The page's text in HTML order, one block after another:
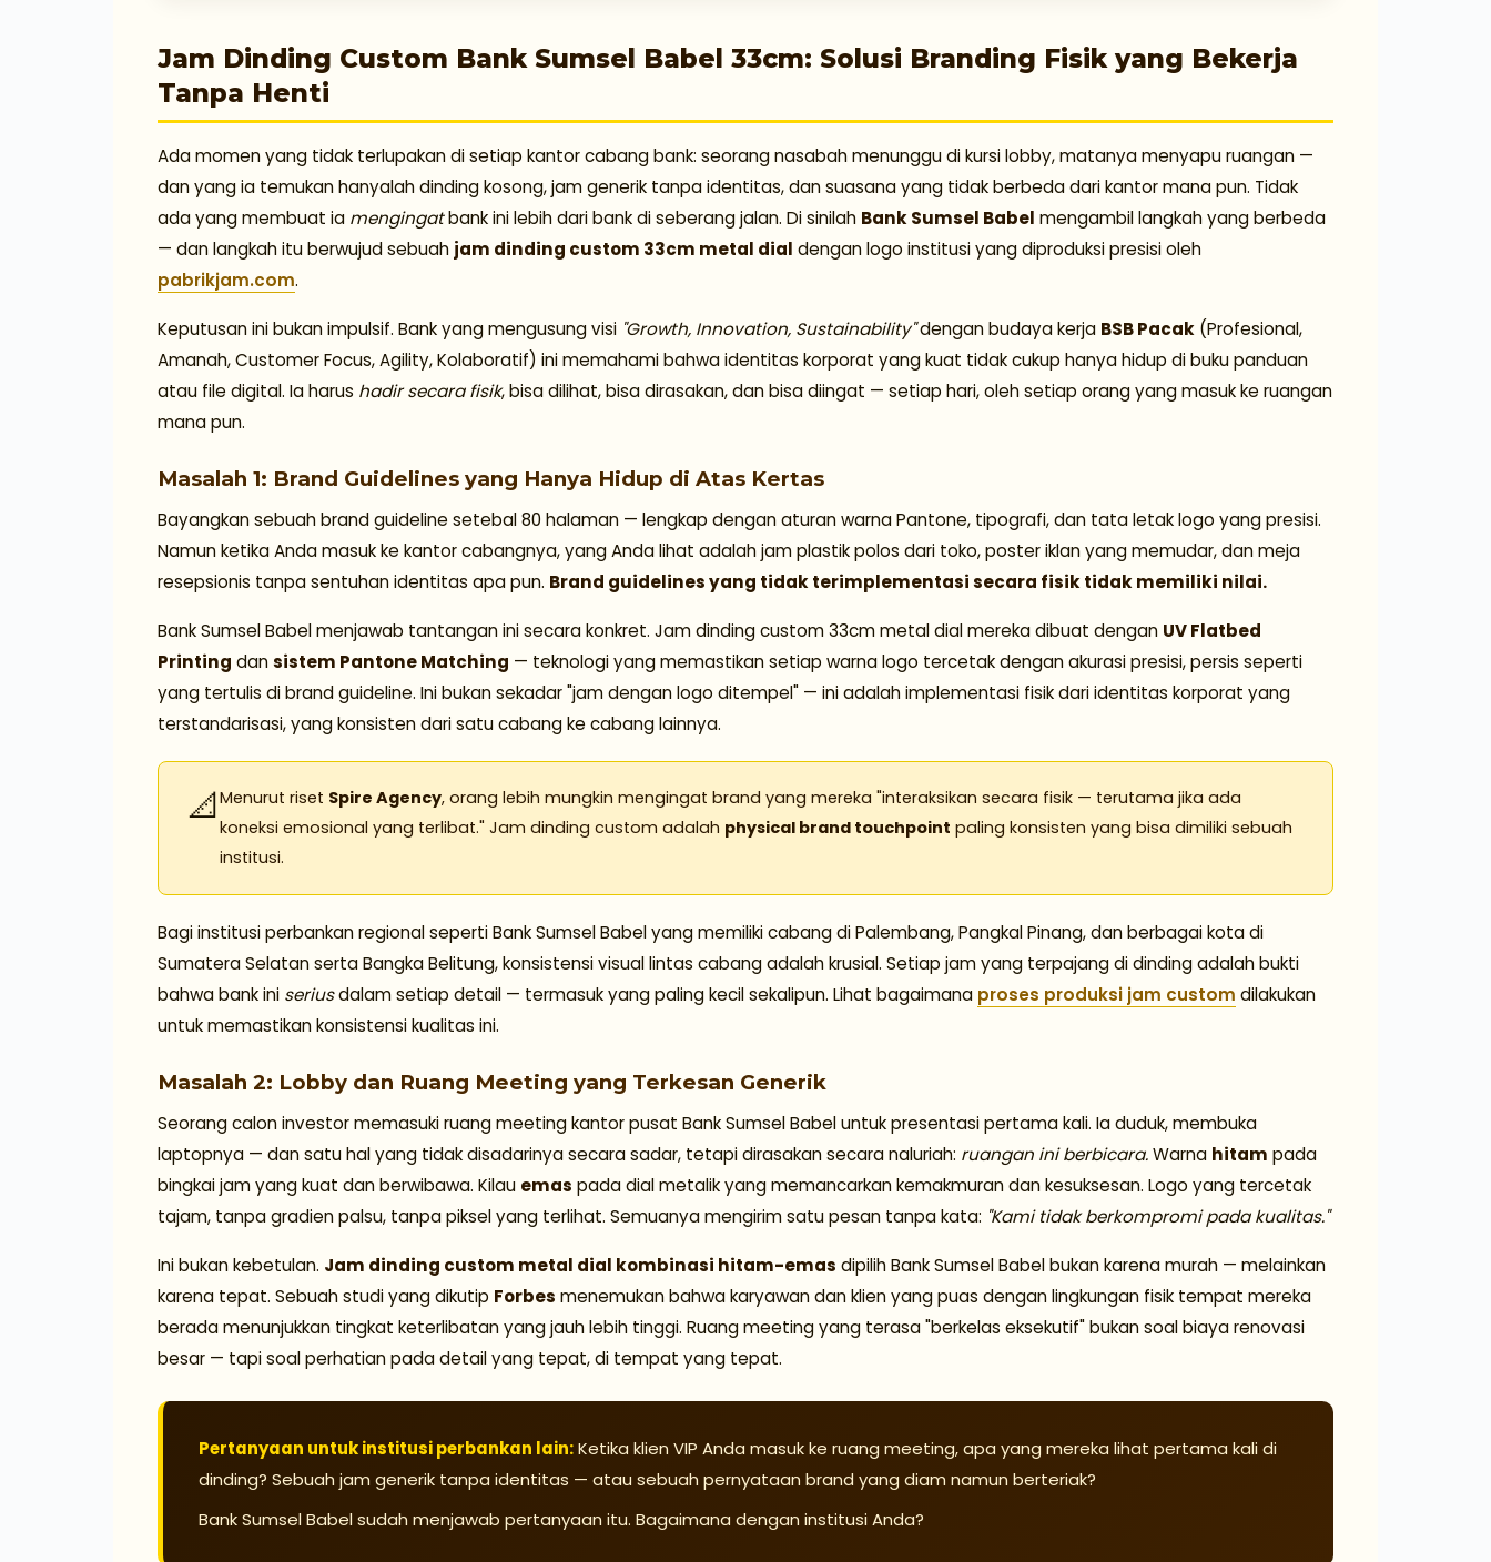
Jam Dinding Custom Bank Sumsel Babel 33cm: Solusi Branding Fisik yang Bekerja
Tanpa Henti
Ada momen yang tidak terlupakan di setiap kantor cabang bank: seorang nasabah menunggu di kursi lobby, matanya menyapu ruangan —
dan yang ia temukan hanyalah dinding kosong, jam generik tanpa identitas, dan suasana yang tidak berbeda dari kantor mana pun. Tidak
ada yang membuat ia mengingatbank ini lebih dari bank di seberang jalan. Di sinilah Bank Sumsel Babel mengambil langkah yang berbeda
— dan langkah itu berwujud sebuah jam dinding custom 33cm metal dial dengan logo institusi yang diproduksi presisi oleh
pabrikjam.com.
Keputusan ini bukan impulsif. Bank yang mengusung visi "Growth, Innovation, Sustainability"dengan budaya kerja BSB Pacak (Profesional,
Amanah, Customer Focus, Agility, Kolaboratif) ini memahami bahwa identitas korporat yang kuat tidak cukup hanya hidup di buku panduan
atau file digital. Ia harus hadir secara fisik, bisa dilihat, bisa dirasakan, dan bisa diingat — setiap hari, oleh setiap orang yang masuk ke ruangan
mana pun.
Masalah 1: Brand Guidelines yang Hanya Hidup di Atas Kertas
Bayangkan sebuah brand guideline setebal 80 halaman — lengkap dengan aturan warna Pantone, tipografi, dan tata letak logo yang presisi.
Namun ketika Anda masuk ke kantor cabangnya, yang Anda lihat adalah jam plastik polos dari toko, poster iklan yang memudar, dan meja
resepsionis tanpa sentuhan identitas apa pun. Brand guidelines yang tidak terimplementasi secara fisik tidak memiliki nilai.
Bank Sumsel Babel menjawab tantangan ini secara konkret. Jam dinding custom 33cm metal dial mereka dibuat dengan UV Flatbed
Printing dansistem Pantone Matching — teknologi yang memastikan setiap warna logo tercetak dengan akurasi presisi, persis seperti
yang tertulis di brand guideline. Ini bukan sekadar "jam dengan logo ditempel" — ini adalah implementasi fisik dari identitas korporat yang
terstandarisasi, yang konsisten dari satu cabang ke cabang lainnya.
📐Menurut riset Spire Agency, orang lebih mungkin mengingat brand yang mereka "interaksikan secara fisik — terutama jika ada
koneksi emosional yang terlibat." Jam dinding custom adalah physical brand touchpoint paling konsisten yang bisa dimiliki sebuah
institusi.
Bagi institusi perbankan regional seperti Bank Sumsel Babel yang memiliki cabang di Palembang, Pangkal Pinang, dan berbagai kota di
Sumatera Selatan serta Bangka Belitung, konsistensi visual lintas cabang adalah krusial. Setiap jam yang terpajang di dinding adalah bukti
bahwa bank ini seriusdalam setiap detail — termasuk yang paling kecil sekalipun. Lihat bagaimana proses produksi jam custom dilakukan
untuk memastikan konsistensi kualitas ini.
Masalah 2: Lobby dan Ruang Meeting yang Terkesan Generik
Seorang calon investor memasuki ruang meeting kantor pusat Bank Sumsel Babel untuk presentasi pertama kali. Ia duduk, membuka
laptopnya — dan satu hal yang tidak disadarinya secara sadar, tetapi dirasakan secara naluriah: ruangan ini berbicara.Warna hitam pada
bingkai jam yang kuat dan berwibawa. Kilau emas pada dial metalik yang memancarkan kemakmuran dan kesuksesan. Logo yang tercetak
tajam, tanpa gradien palsu, tanpa piksel yang terlihat. Semuanya mengirim satu pesan tanpa kata: "Kami tidak berkompromi pada kualitas."
Ini bukan kebetulan. Jam dinding custom metal dial kombinasi hitam-emas dipilih Bank Sumsel Babel bukan karena murah — melainkan
karena tepat. Sebuah studi yang dikutip Forbes menemukan bahwa karyawan dan klien yang puas dengan lingkungan fisik tempat mereka
berada menunjukkan tingkat keterlibatan yang jauh lebih tinggi. Ruang meeting yang terasa "berkelas eksekutif" bukan soal biaya renovasi
besar — tapi soal perhatian pada detail yang tepat, di tempat yang tepat.
Pertanyaan untuk institusi perbankan lain:Ketika klien VIP Anda masuk ke ruang meeting, apa yang mereka lihat pertama kali di
dinding? Sebuah jam generik tanpa identitas — atau sebuah pernyataan brand yang diam namun berteriak?
Bank Sumsel Babel sudah menjawab pertanyaan itu. Bagaimana dengan institusi Anda?